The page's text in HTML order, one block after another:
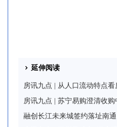
延伸阅读
房讯九点 | 从人口流动特点
房讯九点 | 苏宁易购澄清收
融创长江未来城签约落址南通